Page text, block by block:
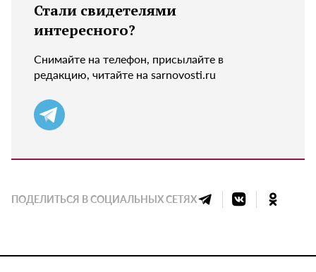
Стали свидетелями
интересного?
Снимайте на телефон, присылайте в
редакцию, читайте на sarnovosti.ru
ПОДЕЛИТЬСЯ В СОЦИАЛЬНЫХ СЕТЯХ